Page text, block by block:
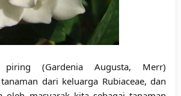
piring (Gardenia Augusta, Merr)
dari keluarga Rubiaceae, dan